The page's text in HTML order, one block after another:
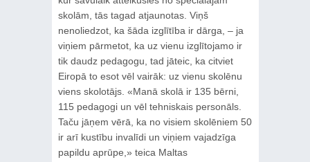
skolām, tās tagad atjaunotas. Viņš
nenoliedzot, ka šāda izglītība ir dārga, – ja
viņiem pārmetot, ka uz vienu izglītojamo ir
tik daudz pedagogu, tad jāteic, ka citviet
Eiropā to esot vēl vairāk: uz vienu skolēnu
viens skolotājs. «Manā skolā ir 135 bērni,
115 pedagogi un vēl tehniskais personāls.
Taču jāņem vērā, ka no visiem skolēniem 50
ir arī kustību invalīdi un viņiem vajadzīga
papildu aprūpe,» teica Maltas